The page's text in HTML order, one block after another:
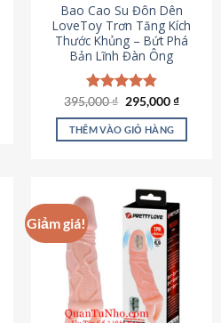
Bao Cao Su Đôn Dên
LoveToy Trơn Tăng Kích
Thước Khủng – Bứt Phá
Bản Lĩnh Đàn Ông
Được xếp
hạng4.82
5 sao
395,000₫ Giá
là:
395,000 ₫.
295,000₫Giá
tại
THÊM VÀO GIỎ HÀNG
Giảm giá!